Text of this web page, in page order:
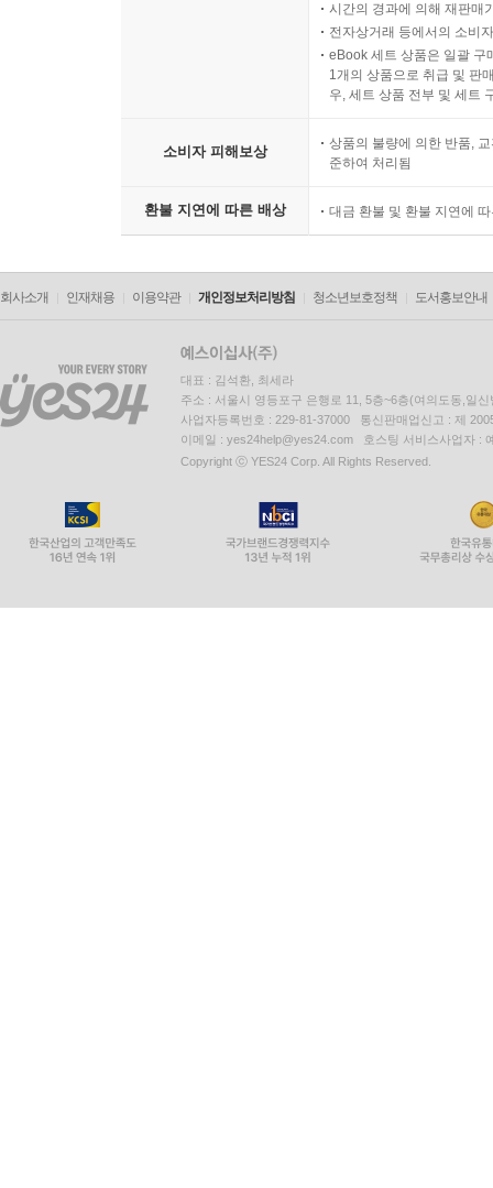
시간의 경과에 의해 재판매
전자상거래 등에서의 소비
eBook 세트 상품은 일괄 구
1개의 상품으로 취급 및 판
우, 세트 상품 전부 및 세트
소비자 피해보상
상품의 불량에 의한 반품,
준하여 처리됨
환불 지연에 따른 배상 대금 환불 및 환불 지연에
회사소개 인재채용 이용약관 개인정보처리방침 청소년보호정책 도서홍보안내
대표 : 김석환, 최세라
주소 : 서울시 영등포구 은행로 11, 5층~6층(여의도동,일신
사업자등록번호 : 229-81-37000 통신판매업신고 : 제
이메일 : yes24help@yes24.com 호스팅 서비스사업자 :
Copyright ⓒ YES24 Corp. All Rights Reserved.